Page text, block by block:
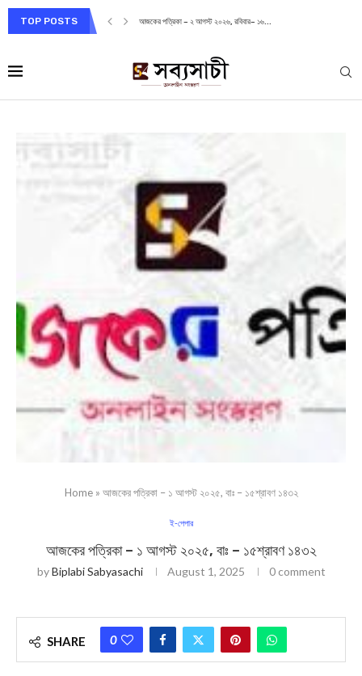
TOP POSTS আজকের পত্রিকা – ২ আগস্ট ২০২৬, রবিবার– ১৬...
Home» আজকের পত্রিকা – ১ আগস্ট ২০২৫, বাঃ – ১৫শ্রাবণ ১৪৩২
ই-পেপার
আজকের পত্রিকা – ১ আগস্ট ২০২৫, বাঃ – ১৫শ্রাবণ ১৪৩২
byBiplabi Sabyasachi August 1, 2025 0 comment
SHARE 0